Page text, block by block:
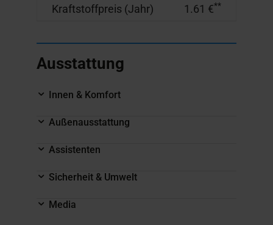
Kraftstoffpreis (Jahr)
1.61 €**
Ausstattung
Innen & Komfort
Außenausstattung
Assistenten
Sicherheit & Umwelt
Media